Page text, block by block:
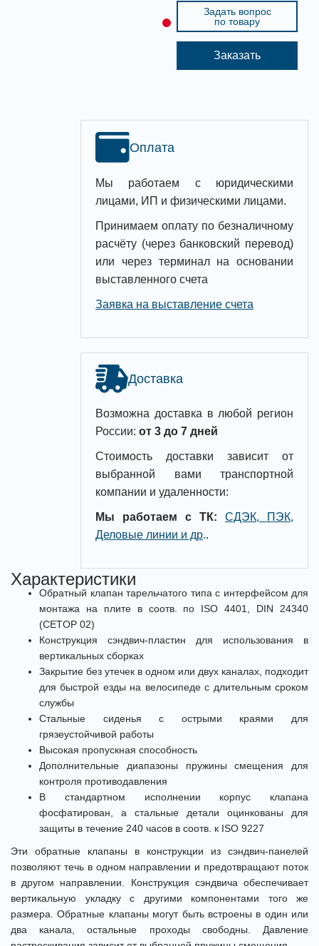
Задать вопрос
по товару
Заказать
Оплата
Мы работаем с юридическими
лицами, ИП и физическими лицами.
Принимаем оплату по безналичному
расчёту (через банковский перевод)
или через терминал на основании
выставленного счета
Заявка на выставление счета
Доставка
Возможна доставка в любой регион
России: от 3 до 7 дней
Стоимость доставки зависит от
выбранной вами транспортной
компании и удаленности:
Мы работаем с ТК:
СДЭК, ПЭК,
Деловые линии и др..
Характеристики
Обратный клапан тарельчатого типа с интерфейсом для
монтажа на плите в соотв. по ISO 4401, DIN 24340
(CETOP 02)
Конструкция сэндвич-пластин для использования в
вертикальных сборках
Закрытие без утечек в одном или двух каналах, подходит
для быстрой езды на велосипеде с длительным сроком
службы
Стальные сиденья с острыми краями для
грязеустойчивой работы
Высокая пропускная способность
Дополнительные диапазоны пружины смещения для
контроля противодавления
В стандартном исполнении корпус клапана
фосфатирован, а стальные детали оцинкованы для
защиты в течение 240 часов в соотв. к ISO 9227
Эти обратные клапаны в конструкции из сэндвич-панелей
позволяют течь в одном направлении и предотвращают поток
в другом направлении. Конструкция сэндвича обеспечивает
вертикальную укладку с другими компонентами того же
размера. Обратные клапаны могут быть встроены в один или
два канала, остальные проходы свободны. Давление